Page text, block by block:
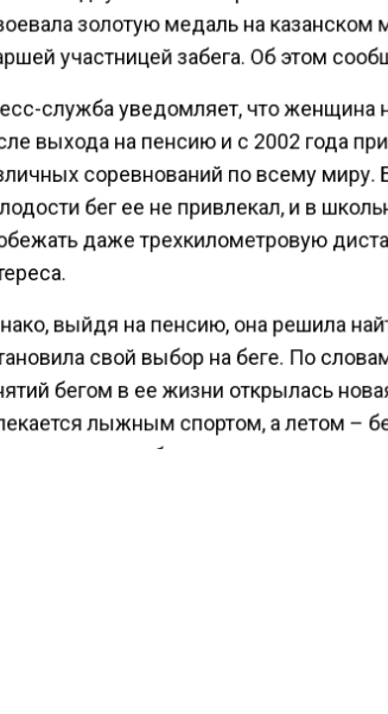
золотую медаль на казанском
участницей забега. Об этом
служба уведомляет, что женщина
выхода на пенсию и с 2002 года
соревнований по всему миру.
бег ее не привлекал, и в
даже трехкилометровую
выйдя на пенсию, она решила
свой выбор на беге. По
бегом в ее жизни открылась
лыжным спортом, а летом –
неделю, обычно по выходным, а